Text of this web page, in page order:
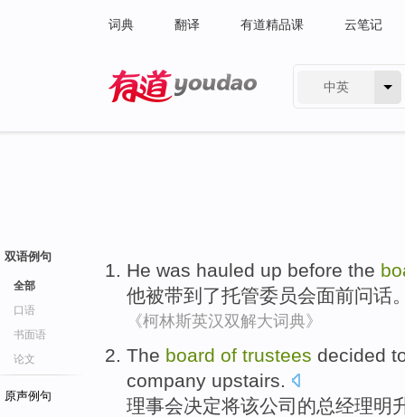
词典 翻译 有道精品课 云笔记
中英
双语例句
全部
口语
书面语
论文
原声例句
He was hauled up before the
他被带到了托管委员会面前问话
《柯林斯英汉双解大词典》
The board of trustees decided
company upstairs.
理事会决定将该公司 的总经理明